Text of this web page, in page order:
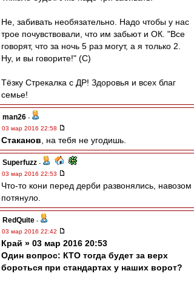
Не, забивать необязательно. Надо чтобы у нас
трое почувствовали, что им забьют и ОК. "Все
говорят, что за ночь 5 раз могут, а я только 2.
Ну, и вы говорите!" (С)
Тёзку Стрекалка с ДР! Здоровья и всех благ
семье!
man26 -
03 мар 2016 22:58
Cтаканов , на тебя не угодишь.
Superfuzz -
03 мар 2016 22:53
Что-то кони перед дерби развонялись, навозом
потянуло.
RedQuite -
03 мар 2016 22:42
Край » 03 мар 2016 20:53
Один вопрос: КТО тогда будет за верх
бороться при стандартах у наших ворот?